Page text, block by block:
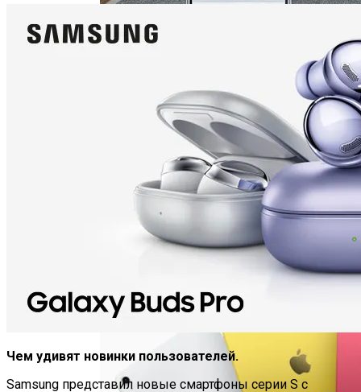
Телескоп «Хаббл» Показал Необычную
Галактику
По Дорозі До Інновацій: Як Сучасні
Технології Перетворюють
Кондиціонери На Зелених Та
Економічних Героїв
Чем удивят новинки пользователей.
Samsung представил новые смартфоны серии S с